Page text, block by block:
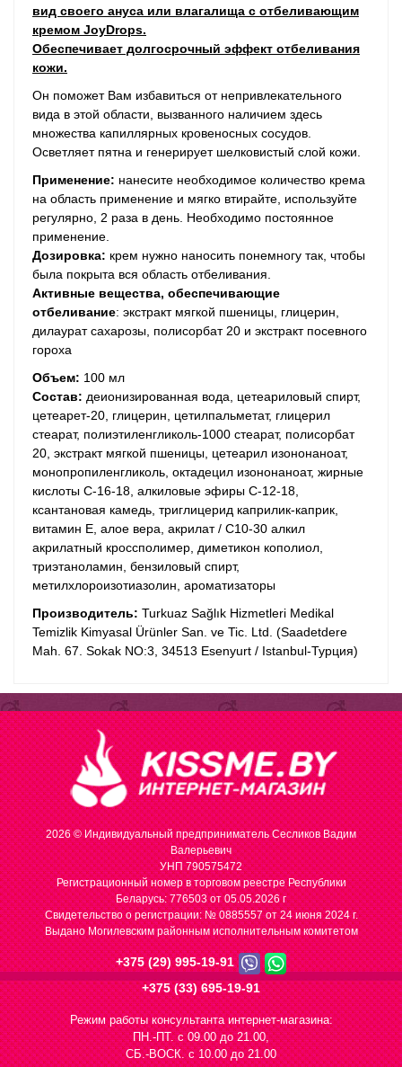
вид своего ануса или влагалища с отбеливающим
кремом JoyDrops.
Обеспечивает долгосрочный эффект отбеливания
кожи.
Он поможет Вам избавиться от непривлекательного
вида в этой области, вызванного наличием здесь
множества капиллярных кровеносных сосудов.
Осветляет пятна и генерирует шелковистый слой кожи.
Применение: нанесите необходимое количество крема
на область применение и мягко втирайте, используйте
регулярно, 2 раза в день. Необходимо постоянное
применение.
Дозировка: крем нужно наносить понемногу так, чтобы
была покрыта вся область отбеливания.
Активные вещества, обеспечивающие
отбеливание: экстракт мягкой пшеницы, глицерин,
дилаурат сахарозы, полисорбат 20 и экстракт посевного
гороха
Объем: 100 мл
Состав: деионизированная вода, цетеариловый спирт,
цетеарет-20, глицерин, цетилпальметат, глицерил
стеарат, полиэтиленгликоль-1000 стеарат, полисорбат
20, экстракт мягкой пшеницы, цетеарил изононаноат,
монопропиленгликоль, октадецил изононаноат, жирные
кислоты C-16-18, алкиловые эфиры C-12-18,
ксантановая камедь, триглицерид каприлик-каприк,
витамин Е, алое вера, акрилат / С10-30 алкил
акрилатный кроссполимер, диметикон кополиол,
триэтаноламин, бензиловый спирт,
метилхлороизотиазолин, ароматизаторы
Производитель: Turkuaz Sağlık Hizmetleri Medikal
Temizlik Kimyasal Ürünler San. ve Tic. Ltd. (Saadetdere
Mah. 67. Sokak NO:3, 34513 Esenyurt / Istanbul-Турция)
2026 © Индивидуальный предприниматель Сесликов Вадим
Валерьевич
УНП 790575472
Регистрационный номер в торговом реестре Республики
Беларусь: 776503 от 05.05.2026 г
Cвидетельство о регистрации: № 0885557 от 24 июня 2024 г.
Выдано Могилевским районным исполнительным комитетом
+375 (29) 995-19-91
+375 (33) 695-19-91
Режим работы консультанта интернет-магазина:
ПН.-ПТ. с 09.00 до 21.00,
СБ.-ВОСК. с 10.00 до 21.00